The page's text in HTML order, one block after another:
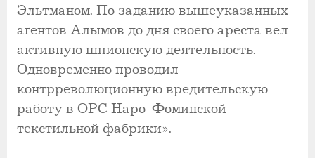
Эльтманом. По заданию вышеуказанных
агентов Алымов до дня своего ареста вел
активную шпионскую деятельность.
Одновременно проводил
контрреволюционную вредительскую
работу в ОРС Наро-Фоминской
текстильной фабрики».